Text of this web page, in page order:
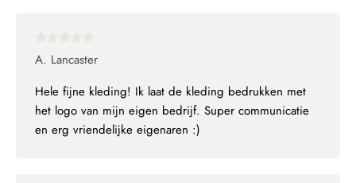
A. Lancaster
Hele fijne kleding! Ik laat de kleding bedrukken met
het logo van mijn eigen bedrijf. Super communicatie
en erg vriendelijke eigenaren :)